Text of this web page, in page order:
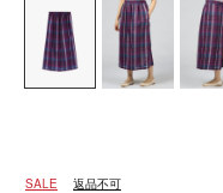
SALE 返品不可